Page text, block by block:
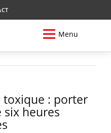
Menu
toxique : porter
heures